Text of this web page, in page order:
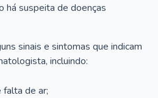
há suspeita de doenças
sinais e sintomas que indicam
incluindo:
falta de ar;